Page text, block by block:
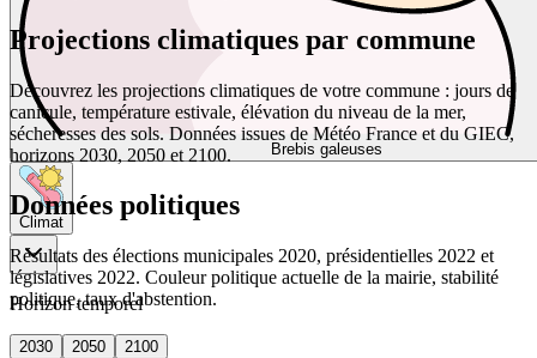
Brebis galeuses
Climat
Horizon temporel
2030 2050
2100
Projections climatiques par commune
Découvrez les projections climatiques de votre commune : jours de
canicule, température estivale, élévation du niveau de la mer,
sécheresses des sols. Données issues de Météo France et du GIEC,
horizons 2030, 2050 et 2100.
Données politiques
Résultats des élections municipales 2020, présidentielles 2022 et
législatives 2022. Couleur politique actuelle de la mairie, stabilité
politique, taux d'abstention.